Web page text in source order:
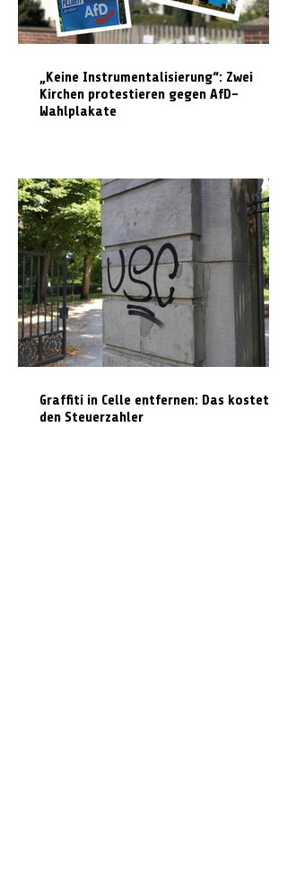
„Keine Instrumentalisierung“: Zwei
Kirchen protestieren gegen AfD-
Wahlplakate
Graffiti in Celle entfernen: Das kostet es
den Steuerzahler